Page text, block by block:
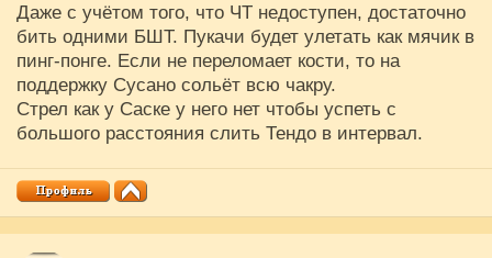
Даже с учётом того, что ЧТ недоступен, достаточно
бить одними БШТ. Пукачи будет улетать как мячик в
пинг-понге. Если не переломает кости, то на
поддержку Сусано сольёт всю чакру.
Стрел как у Саске у него нет чтобы успеть с
большого расстояния слить Тендо в интервал.